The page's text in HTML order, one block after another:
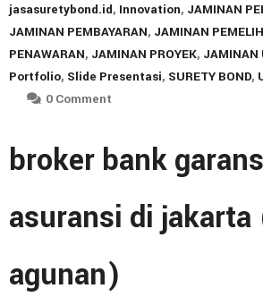
jasasuretybond.id, Innovation, JAMINAN
JAMINAN PEMBAYARAN, JAMINAN
PENAWARAN, JAMINAN PROYEK, JAMINAN
Portfolio, Slide Presentasi, SURETY BOND,
0 Comment
broker bank
asuransi di
agunan)